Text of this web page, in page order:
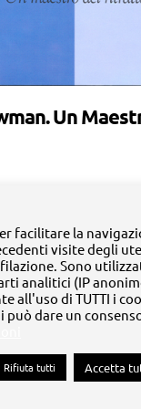
Un
facilitare la
visite degli
Sono
analitici (IP
all'uso di TUTTI i
può dare un
Rifiuta tutti Accetta